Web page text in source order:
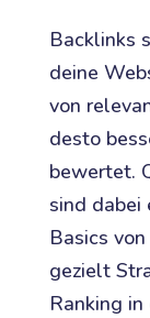
Backlinks
deine
von
desto
bewertet.
sind dabei
Basics
gezielt
Ranking